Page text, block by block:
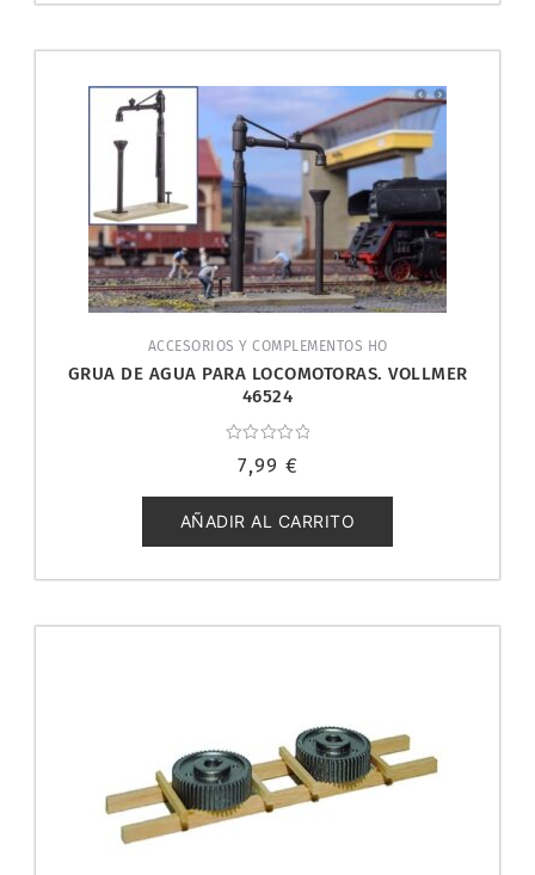
ACCESORIOS Y COMPLEMENTOS HO
GRUA DE AGUA PARA LOCOMOTORAS. VOLLMER
46524
con
de
5
7,99 €
AÑADIR AL CARRITO